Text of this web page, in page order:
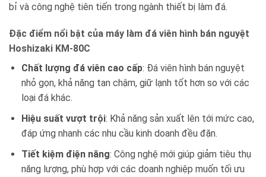
bỉ và công nghệ tiên tiến trong ngành thiết bị làm đá.
Đặc điểm nổi bật của máy làm đá viên hình bán nguyệt
Hoshizaki KM-80C
Chất lượng đá viên cao cấp: Đá viên hình bán nguyệt
nhỏ gọn, khả năng tan chậm, giữ lạnh tốt hơn so với các
loại đá khác.
Hiệu suất vượt trội: Khả năng sản xuất lên tới mức cao,
đáp ứng nhanh các nhu cầu kinh doanh đều đặn.
Tiết kiệm điện năng: Công nghệ mới giúp giảm tiêu thụ
năng lượng, phù hợp với các doanh nghiệp muốn tối ưu